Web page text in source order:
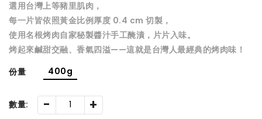
選用台灣上等豬里肌肉，
每一片皆依照黃金比例厚度 0.4 cm 切製，
使用名根烤肉自家秘製醬汁手工醃漬，片片入味。
烤起來鹹甜交融、香氣四溢——這就是台灣人最經典的烤肉味！
份量
400g
數量: - +